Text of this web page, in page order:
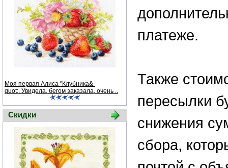
Моя первая Алиса "Клубника&-
quot;. Увидела, бегом заказала, очень ..
Скидки
платеже.
Также
пересылки
снижения
сбора,